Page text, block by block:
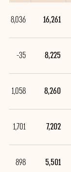
16,261
8,036
8,225
-35
8,260
1,058
7,202
1,701
5,501
898